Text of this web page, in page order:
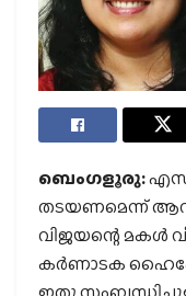
ബെംഗളൂരു:
തടയണമെന്ന്
വിജയന്റെ മകള്‍
കര്‍ണാടക